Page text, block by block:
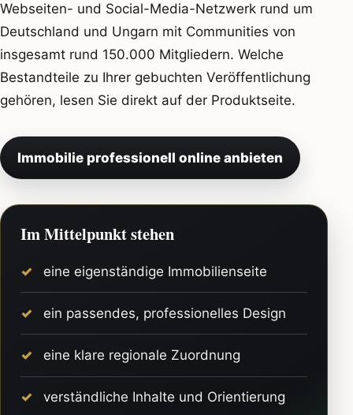
Webseiten- und Social-Media-Netzwerk rund um
Deutschland und Ungarn mit Communities von
insgesamt rund 150.000 Mitgliedern. Welche
Bestandteile zu Ihrer gebuchten Veröffentlichung
gehören, lesen Sie direkt auf der Produktseite.
Immobilie professionell online anbieten
Im Mittelpunkt stehen
eine eigenständige Immobilienseite
ein passendes, professionelles Design
eine klare regionale Zuordnung
verständliche Inhalte und Orientierung